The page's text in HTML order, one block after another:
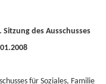
des Ausschusses
für Soziales, Familie